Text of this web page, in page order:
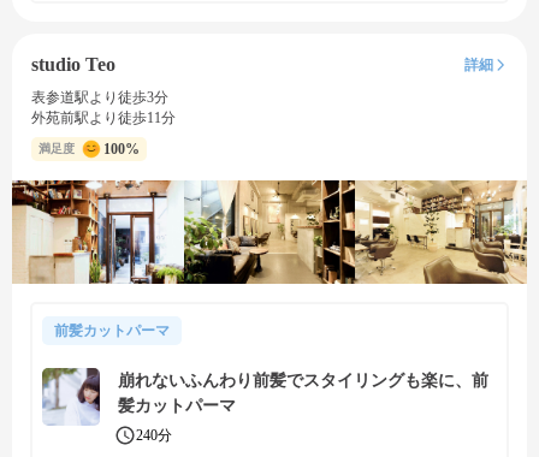
studio Teo
詳細
表参道駅より徒歩3分
外苑前駅より徒歩11分
満足度 100%
前髪カットパーマ
崩れないふんわり前髪でスタイリングも楽に、前
髪カットパーマ
240分